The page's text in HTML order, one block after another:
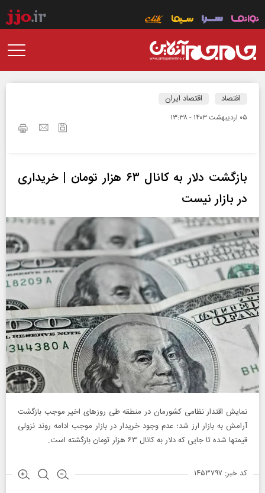
اقتصاد اقتصاد ایران
۰۵ ارديبهشت ۱۴۰۳ - ۱۳:۳۸
بازگشت دلار به کانال ۶۳ هزار تومان | خریداری
در بازار نیست
نمایش اقتدار نظامی کشورمان در منطقه طی روزهای اخیر موجب بازگشت
آرامش به بازار ارز شد؛ عدم وجود خریدار در بازار موجب ادامه روند نزولی
قیمتها شده تا جایی که دلار به کانال ۶۳ هزار تومان بازگشته است.
کد خبر: ۱۴۵۳۷۹۷